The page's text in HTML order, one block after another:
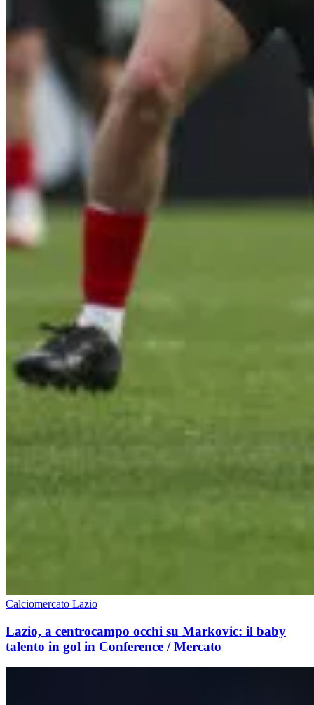
Calciomercato Lazio
Lazio, a centrocampo occhi su Markovic: il baby
talento in gol in Conference / Mercato